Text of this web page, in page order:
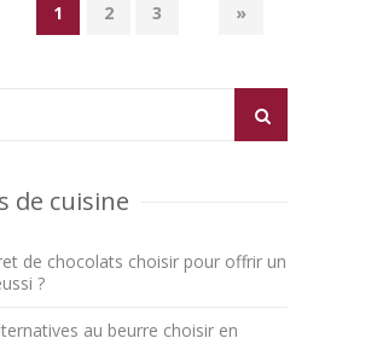
1 2 3 »
de cuisine
de chocolats choisir pour offrir un
?
au beurre choisir en